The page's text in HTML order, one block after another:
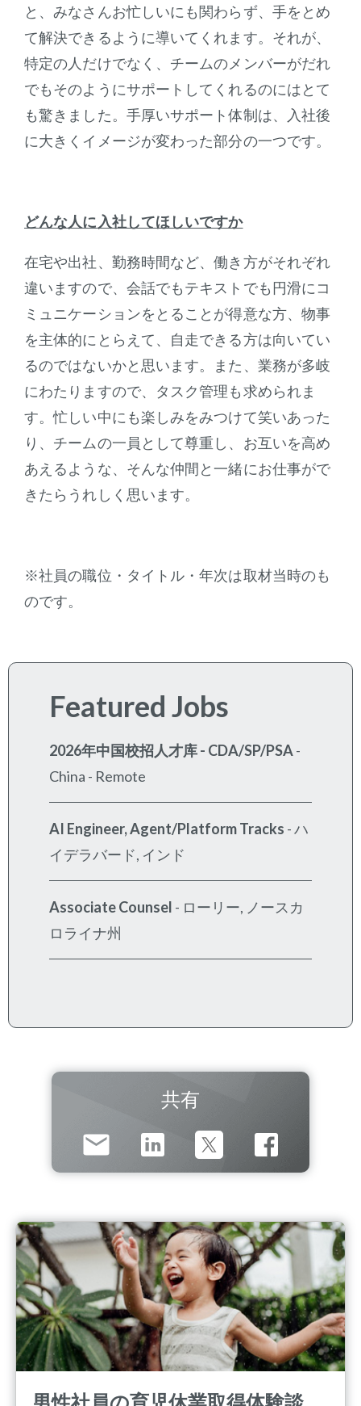
と、みなさんお忙しいにも関わらず、手をとめ
て解決できるように導いてくれます。それが、
特定の人だけでなく、チームのメンバーがだれ
でもそのようにサポートしてくれるのにはとて
も驚きました。手厚いサポート体制は、入社後
に大きくイメージが変わった部分の一つです。
どんな人に入社してほしいですか
在宅や出社、勤務時間など、働き方がそれぞれ
違いますので、会話でもテキストでも円滑にコ
ミュニケーションをとることが得意な方、物事
を主体的にとらえて、自走できる方は向いてい
るのではないかと思います。また、業務が多岐
にわたりますので、タスク管理も求められま
す。忙しい中にも楽しみをみつけて笑いあった
り、チームの一員として尊重し、お互いを高め
あえるような、そんな仲間と一緒にお仕事がで
きたらうれしく思います。
※社員の職位・タイトル・年次は取材当時のも
のです。
Featured Jobs
2026年中国校招人才库 - CDA/SP/PSA-
China - Remote
AI Engineer, Agent/Platform Tracks -ハ
イデラバード, インド
Associate Counsel - ローリー, ノースカ
ロライナ州
共有